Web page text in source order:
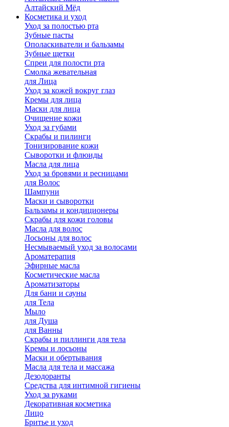
Алтайский Мёд
Косметика и уход
Уход за полостью рта
Зубные пасты
Ополаскиватели и бальзамы
Зубные щетки
Спреи для полости рта
Смолка жевательная
для Лица
Уход за кожей вокруг глаз
Кремы для лица
Маски для лица
Очищение кожи
Уход за губами
Скрабы и пилинги
Тонизирование кожи
Сыворотки и флюиды
Масла для лица
Уход за бровями и ресницами
для Волос
Шампуни
Маски и сыворотки
Бальзамы и кондиционеры
Скрабы для кожи головы
Масла для волос
Лосьоны для волос
Несмываемый уход за волосами
Ароматерапия
Эфирные масла
Косметические масла
Ароматизаторы
Для бани и сауны
для Тела
Мыло
для Душа
для Ванны
Скрабы и пиллинги для тела
Кремы и лосьоны
Маски и обертывания
Масла для тела и массажа
Дезодоранты
Средства для интимной гигиены
Уход за руками
Декоративная косметика
Лицо
Бритье и уход